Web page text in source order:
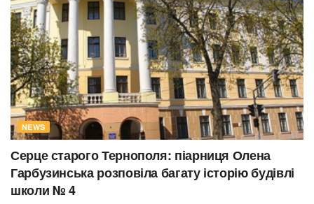
NEWS
Серце старого Тернополя: піарниця Олена
Гарбузинська розповіла багату історію будівлі
школи № 4